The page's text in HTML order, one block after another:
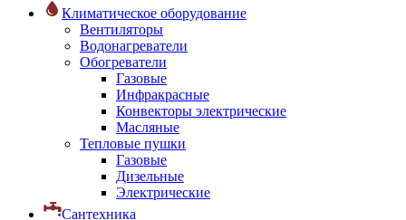
Климатическое оборудование
Вентиляторы
Водонагреватели
Обогреватели
Газовые
Инфракрасные
Конвекторы электрические
Масляные
Тепловые пушки
Газовые
Дизельные
Электрические
Сантехника